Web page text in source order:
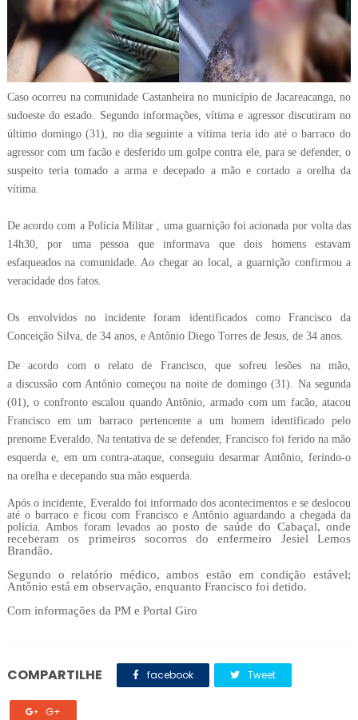
Caso ocorreu na comunidade Castanheira no município de Jacareacanga, no
sudoeste do estado. Segundo informações, vítima e agressor discutiram no
último domingo (31), no dia seguinte a vítima teria ido até o barraco do
agressor com um facão e desferido um golpe contra ele, para se defender, o
suspeito teria tomado a arma e decepado a mão e cortado a orelha da
vítima.
De acordo com a Polícia Militar , uma guarnição foi acionada por volta das
14h30, por uma pessoa que informava que dois homens estavam
esfaqueados na comunidade. Ao chegar ao local, a guarnição confirmou a
veracidade dos fatos.
Os envolvidos no incidente foram identificados como Francisco da
Conceição Silva, de 34 anos, e Antônio Diego Torres de Jesus, de 34 anos.
De acordo com o relato de Francisco, que sofreu lesões na mão,
adiscussão com Antônio começou na noite de domingo (31). Na segunda
(01), o confronto escalou quando Antônio, armado com um facão, atacou
Francisco em um barraco pertencente a um homem identificado pelo
prenome Everaldo. Na tentativa de se defender, Francisco foi ferido na mão
esquerda e, em um contra-ataque, conseguiu desarmar Antônio, ferindo-o
na orelha e decepando sua mão esquerda.
Após o incidente, Everaldo foi informado dos acontecimentos e se deslocou
até o barraco e ficou com Francisco e Antônio aguardando a chegada da
polícia. Ambos foram levados ao posto de saúde do Cabaçal, onde
receberam os primeiros socorros do enfermeiro Jesiel Lemos
Brandão.
Segundo o relatório médico, ambos estão em condição estável;
Antônio está em observação, enquanto Francisco foi detido.
Com informações da PM e Portal Giro
COMPARTILHE facebook Tweet
G+